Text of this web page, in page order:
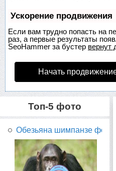
Ускорение продвижения
Если вам трудно попасть на
раз, а первые результаты
SeoHammer за бустер вернут
Начать
Топ-5 фото
Обезьяна шимпанзе